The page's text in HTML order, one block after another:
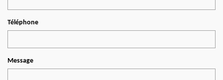
Téléphone
Message